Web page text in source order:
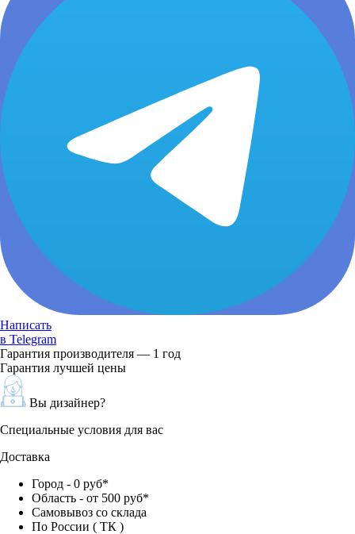
Написать
в Telegram
Гарантия производителя — 1 год
Гарантия лучшей цены
Вы дизайнер?
Специальные условия для вас
Доставка
Город - 0 руб*
Область - от 500 руб*
Самовывоз со склада
По России ( ТК )